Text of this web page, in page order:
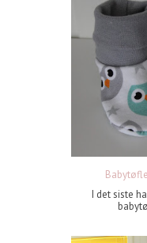
I det siste